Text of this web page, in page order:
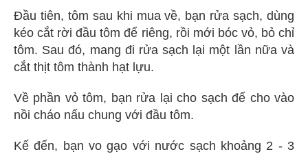
Đầu tiên, tôm sau khi mua về, bạn rửa sạch, dùng
kéo cắt rời đầu tôm để riêng, rồi mới bóc vỏ, bỏ chỉ
tôm. Sau đó, mang đi rửa sạch lại một lần nữa và
cắt thịt tôm thành hạt lựu.
Về phần vỏ tôm, bạn rửa lại cho sạch để cho vào
nồi cháo nấu chung với đầu tôm.
Kế đến, bạn vo gạo với nước sạch khoảng 2 - 3